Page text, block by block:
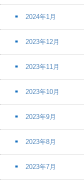
2024年1月
2023年12月
2023年11月
2023年10月
2023年9月
2023年8月
2023年7月